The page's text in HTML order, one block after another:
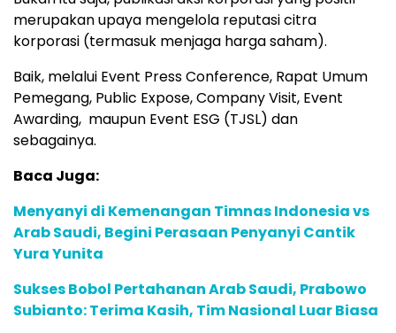
merupakan upaya mengelola reputasi citra
korporasi (termasuk menjaga harga saham).
Baik, melalui Event Press Conference, Rapat Umum
Pemegang, Public Expose, Company Visit, Event
Awarding, maupun Event ESG (TJSL) dan
sebagainya.
Baca Juga:
Menyanyi di Kemenangan Timnas Indonesia vs
Arab Saudi, Begini Perasaan Penyanyi Cantik
Yura Yunita
Sukses Bobol Pertahanan Arab Saudi, Prabowo
Subianto: Terima Kasih, Tim Nasional Luar Biasa